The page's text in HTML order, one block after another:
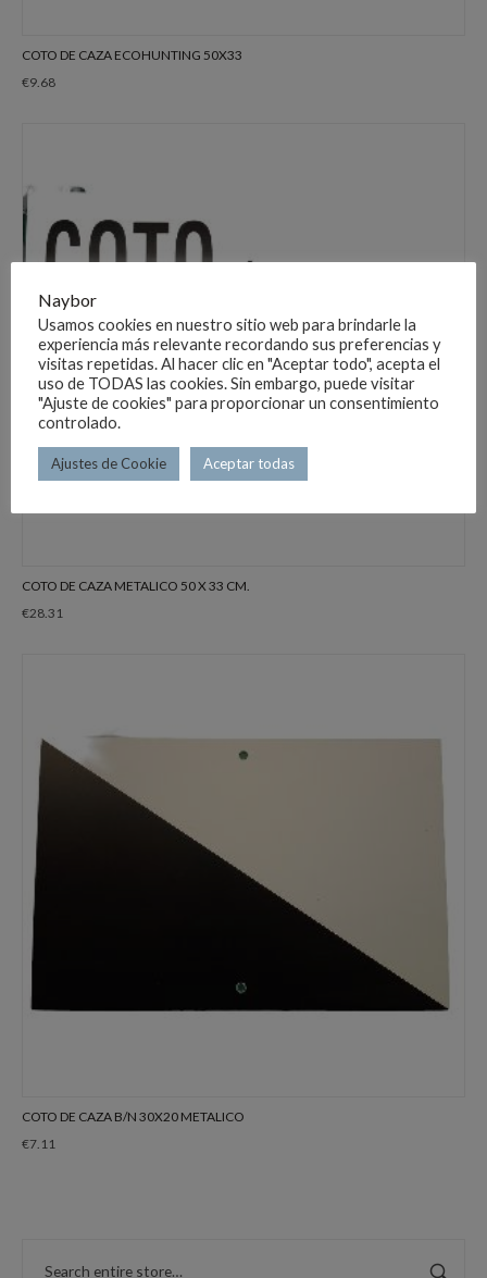
COTO DE CAZA ECOHUNTING 50X33
€9.68
COTO DE CAZA METALICO 50 X 33 CM.
€28.31
COTO DE CAZA B/N 30X20 METALICO
€7.11
Naybor
Usamos cookies en nuestro sitio web para brindarle la
experiencia más relevante recordando sus preferencias y
visitas repetidas. Al hacer clic en "Aceptar todo", acepta el
uso de TODAS las cookies. Sin embargo, puede visitar
"Ajuste de cookies" para proporcionar un consentimiento
controlado.
Ajustes de Cookie Aceptar todas